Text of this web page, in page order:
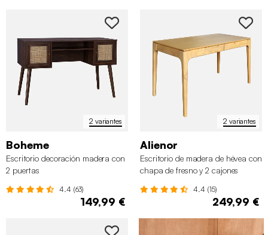
estantes.
2 variantes
Boheme
Escritorio decoración madera con
2 puertas
4.4 (63)
149,99 €
2 variantes
Alienor
Escritorio de madera de hévea con
chapa de fresno y 2 cajones
4.4 (15)
249,99 €